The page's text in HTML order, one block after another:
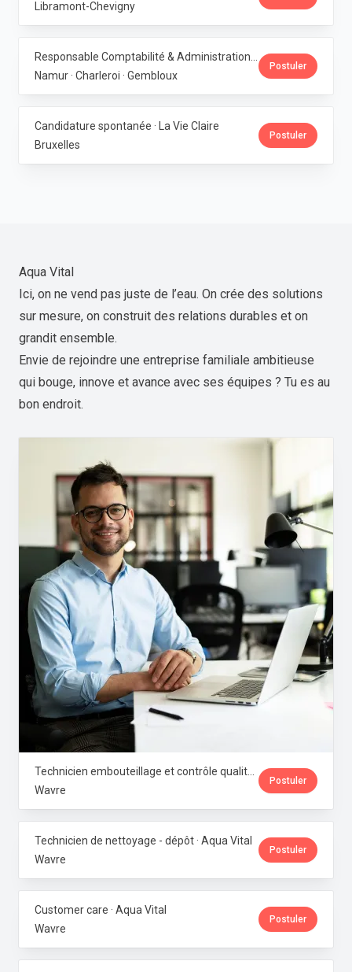
Libramont-Chevigny
Namur · Charleroi · Gembloux
Postuler
Candidature spontanée · La Vie Claire
Bruxelles
Postuler
Aqua Vital
Ici, on ne vend pas juste de l’eau. On crée des solutions
sur mesure, on construit des relations durables et on
grandit ensemble.
Envie de rejoindre une entreprise familiale ambitieuse
qui bouge, innove et avance avec ses équipes ? Tu es au
bon endroit.
Wavre
Postuler
Technicien de nettoyage - dépôt · Aqua Vital
Wavre
Postuler
Customer care · Aqua Vital
Wavre
Postuler